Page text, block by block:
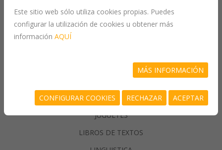
GASTRONOMIA
GENERALIDADES
INFORMATICA
JUEGOS/PASATIEMPOS
JUGUETES
LIBROS DE TEXTOS
Este sitio web sólo utiliza cookies propias. Puedes
configurar la utilización de cookies u obtener más
información AQUÍ
MÁS INFORMACIÓN
CONFIGURAR COOKIES RECHAZAR ACEPTAR